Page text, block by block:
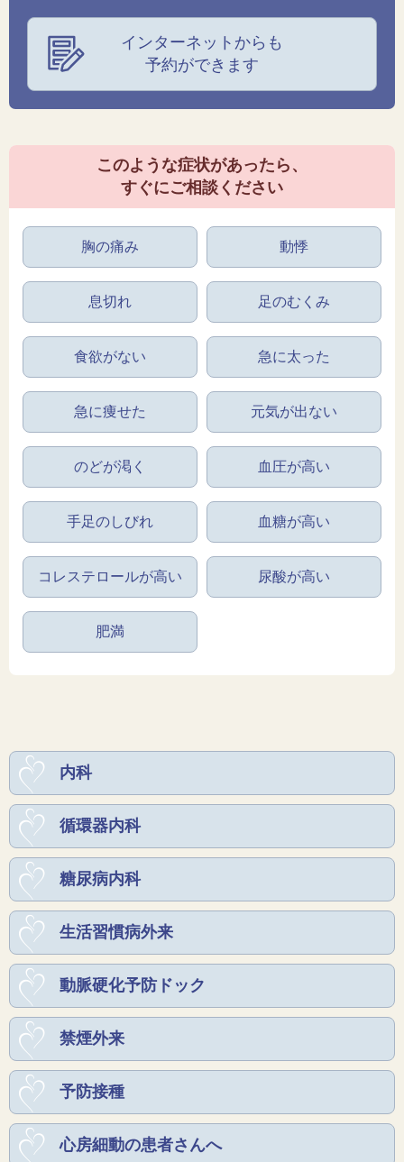
インターネットからも
予約ができます
このような症状があったら、
すぐにご相談ください
胸の痛み 動悸
息切れ 足のむくみ
食欲がない 急に太った
急に痩せた 元気が出ない
のどが渇く 血圧が高い
手足のしびれ 血糖が高い
コレステロールが高い 尿酸が高い
肥満
内科
循環器内科
糖尿病内科
生活習慣病外来
動脈硬化予防ドック
禁煙外来
予防接種
心房細動の患者さんへ